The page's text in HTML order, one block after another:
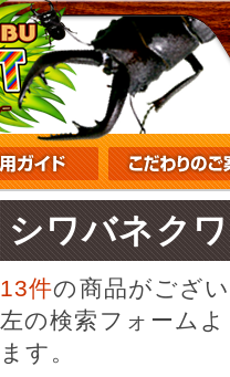
シワバネク
13件の商品がござ
左の検索フォーム
ます。